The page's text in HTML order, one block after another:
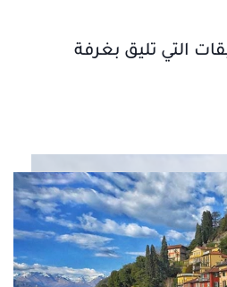
التي تليق بغرفة